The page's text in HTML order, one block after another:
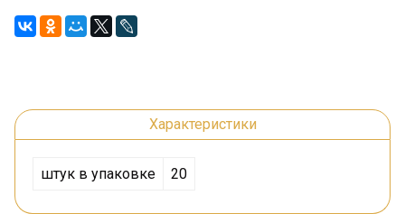
Характеристики
штук в упаковке 20